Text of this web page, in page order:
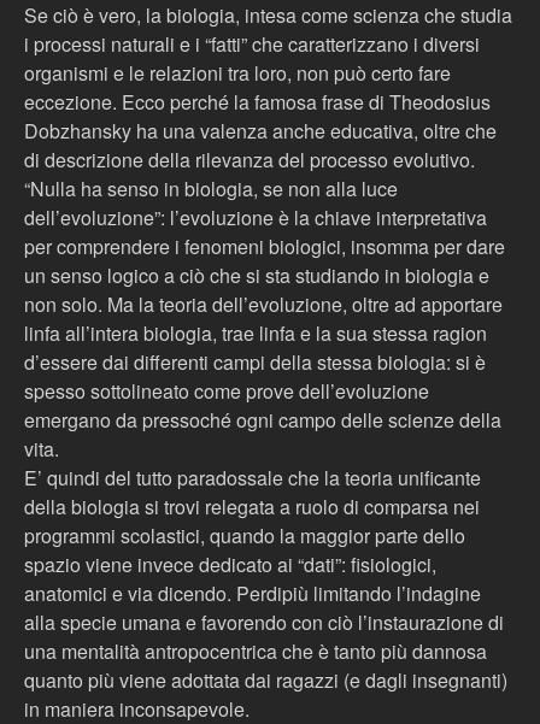
Se ciò è vero, la biologia, intesa come scienza che studia
i processi naturali e i “fatti” che caratterizzano i diversi
organismi e le relazioni tra loro, non può certo fare
eccezione. Ecco perché la famosa frase di Theodosius
Dobzhansky ha una valenza anche educativa, oltre che
di descrizione della rilevanza del processo evolutivo.
“Nulla ha senso in biologia, se non alla luce
dell’evoluzione”: l’evoluzione è la chiave interpretativa
per comprendere i fenomeni biologici, insomma per dare
un senso logico a ciò che si sta studiando in biologia e
non solo. Ma la teoria dell’evoluzione, oltre ad apportare
linfa all’intera biologia, trae linfa e la sua stessa ragion
d’essere dai differenti campi della stessa biologia: si è
spesso sottolineato come prove dell’evoluzione
emergano da pressoché ogni campo delle scienze della
vita.
E’ quindi del tutto paradossale che la teoria unificante
della biologia si trovi relegata a ruolo di comparsa nei
programmi scolastici, quando la maggior parte dello
spazio viene invece dedicato ai “dati”: fisiologici,
anatomici e via dicendo. Perdipiù limitando l’indagine
alla specie umana e favorendo con ciò l’instaurazione di
una mentalità antropocentrica che è tanto più dannosa
quanto più viene adottata dai ragazzi (e dagli insegnanti)
in maniera inconsapevole.